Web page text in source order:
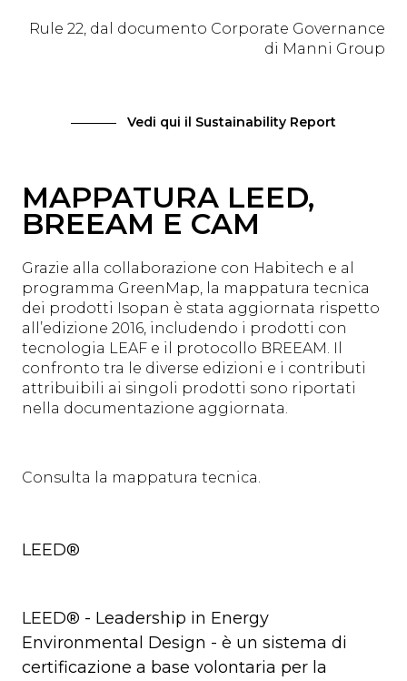
Rule 22, dal documento Corporate Governance
di Manni Group
Vedi qui il Sustainability Report
MAPPATURA LEED,
BREEAM E CAM
Grazie alla collaborazione con Habitech e al
programma GreenMap, la mappatura tecnica
dei prodotti Isopan è stata aggiornata rispetto
all’edizione 2016, includendo i prodotti con
tecnologia LEAF e il protocollo BREEAM. Il
confronto tra le diverse edizioni e i contributi
attribuibili ai singoli prodotti sono riportati
nella documentazione aggiornata.
Consulta la mappatura tecnica.
LEED®
LEED® - Leadership in Energy
Environmental Design - è un sistema di
certificazione a base volontaria per la